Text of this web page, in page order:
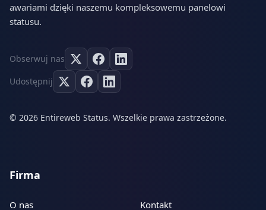
awariami dzięki naszemu kompleksowemu panelowi
statusu.
Obserwuj nas
Udostępnij
© 2026 Entireweb Status. Wszelkie prawa zastrzeżone.
Firma
O nas Kontakt